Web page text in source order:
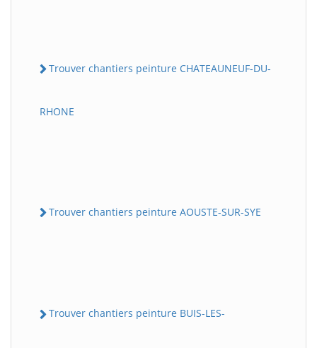
Trouver chantiers peinture CHATEAUNEUF-DU-
RHONE
Trouver chantiers peinture AOUSTE-SUR-SYE
Trouver chantiers peinture BUIS-LES-